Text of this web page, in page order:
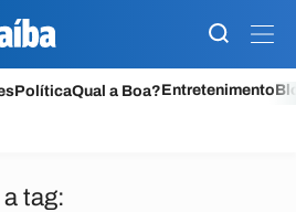
PolíticaQual a Boa?Entretenimento
tag: